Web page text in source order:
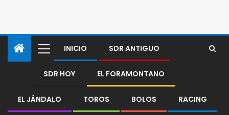
INICIO SDR ANTIGUO
SDR HOY EL FORAMONTANO
EL JÁNDALO TOROS BOLOS RACING